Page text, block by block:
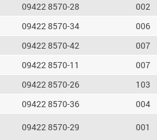
09422 8570-28 002
09422 8570-34 006
09422 8570-42 007
09422 8570-11 007
09422 8570-26 103
09422 8570-36 004
09422 8570-29 001